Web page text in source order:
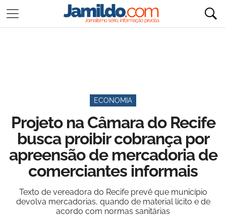
ECONOMIA
Projeto na Câmara do Recife
busca proibir cobrança por
apreensão de mercadoria de
comerciantes informais
Texto de vereadora do Recife prevê que município
devolva mercadorias, quando de material lícito e de
acordo com normas sanitárias